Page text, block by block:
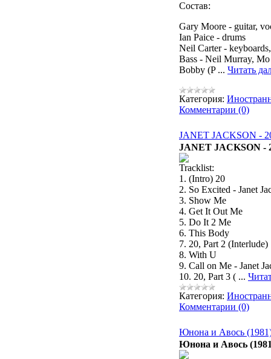
Состав:
Gary Moore - guitar,
Ian Paice - drums
Neil Carter -
Bass - Neil Murray,
Bobby (P ... Читать
Категория:
Комментарии (0)
JANET JACKSON -
JANET JACKSON -
Tracklist:
1. (Intro) 20
2. So Excited - Janet
3. Show Me
4. Get It Out Me
5. Do It 2 Me
6. This Body
7. 20, Part 2 (Interlude)
8. With U
9. Call on Me - Janet
10. 20, Part 3 ( ...
Категория:
Комментарии (0)
Юнона и Авось
Юнона и Авось